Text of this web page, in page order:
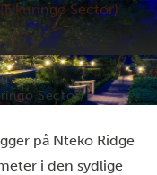
Sector)
Sector)
på Nteko Ridge
i den sydlige